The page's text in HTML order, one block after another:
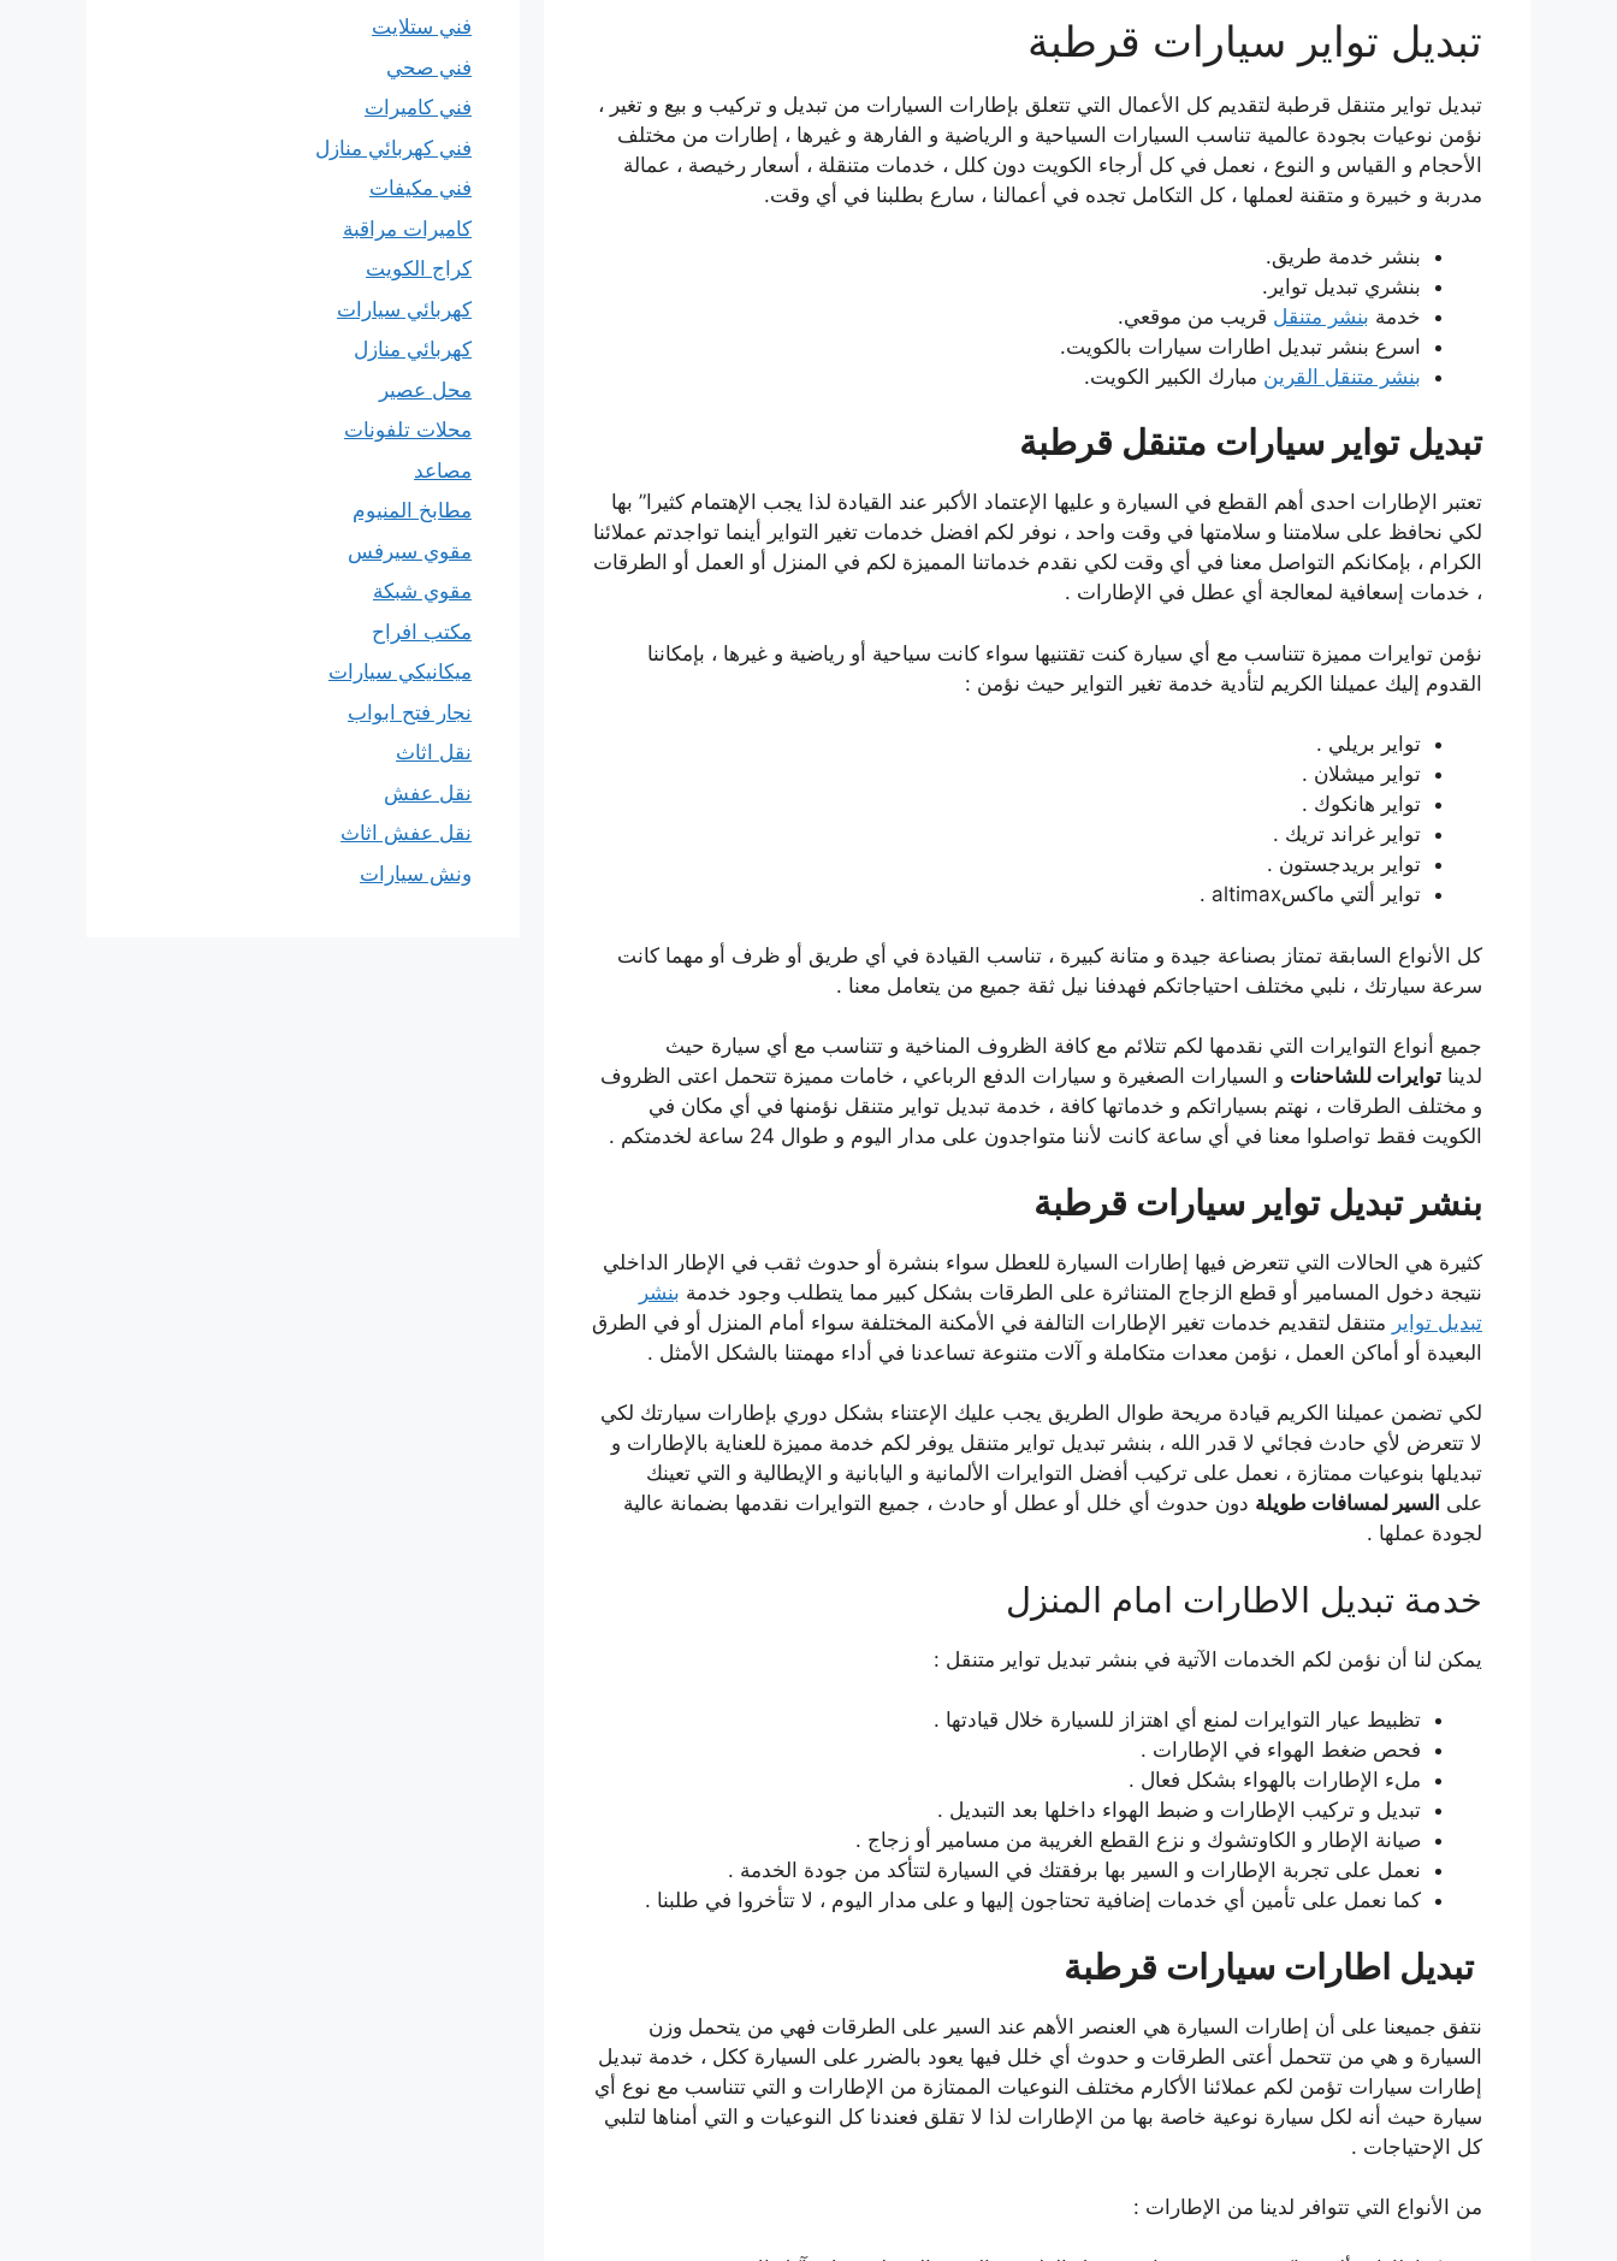
تبديل تواير سيارات قرطبة
تبديل تواير متنقل قرطبة لتقديم كل الأعمال التي تتعلق بإطارات السيارات من تبديل و تركيب و بيع و تغير ،
نؤمن نوعيات بجودة عالمية تناسب السيارات السياحية و الرياضية و الفارهة و غيرها ، إطارات من مختلف
الأحجام و القياس و النوع ، نعمل في كل أرجاء الكويت دون كلل ، خدمات متنقلة ، أسعار رخيصة ، عمالة
مدربة و خبيرة و متقنة لعملها ، كل التكامل تجده في أعمالنا ، سارع بطلبنا في أي وقت.
بنشر خدمة طريق.
بنشري تبديل تواير.
خدمة بنشر متنقل قريب من موقعي.
اسرع بنشر تبديل اطارات سيارات بالكويت.
بنشر متنقل القرين مبارك الكبير الكويت.
تبديل تواير سيارات متنقل قرطبة
تعتبر الإطارات احدى أهم القطع في السيارة و عليها الإعتماد الأكبر عند القيادة لذا يجب الإهتمام كثيرا” بها
لكي نحافظ على سلامتنا و سلامتها في وقت واحد ، نوفر لكم افضل خدمات تغير التواير أينما تواجدتم عملائنا
الكرام ، بإمكانكم التواصل معنا في أي وقت لكي نقدم خدماتنا المميزة لكم في المنزل أو العمل أو الطرقات
، خدمات إسعافية لمعالجة أي عطل في الإطارات .
نؤمن توايرات مميزة تتناسب مع أي سيارة كنت تقتنيها سواء كانت سياحية أو رياضية و غيرها ، بإمكاننا
القدوم إليك عميلنا الكريم لتأدية خدمة تغير التواير حيث نؤمن :
تواير بريلي .
تواير ميشلان .
تواير هانكوك .
تواير غراند تريك .
تواير بريدجستون .
تواير ألتي ماكسaltimax .
كل الأنواع السابقة تمتاز بصناعة جيدة و متانة كبيرة ، تناسب القيادة في أي طريق أو ظرف أو مهما كانت
سرعة سيارتك ، نلبي مختلف احتياجاتكم فهدفنا نيل ثقة جميع من يتعامل معنا .
جميع أنواع التوايرات التي نقدمها لكم تتلائم مع كافة الظروف المناخية و تتناسب مع أي سيارة حيث
لدينا توايرات للشاحنات و السيارات الصغيرة و سيارات الدفع الرباعي ، خامات مميزة تتحمل اعتى الظروف
و مختلف الطرقات ، نهتم بسياراتكم و خدماتها كافة ، خدمة تبديل تواير متنقل نؤمنها في أي مكان في
الكويت فقط تواصلوا معنا في أي ساعة كانت لأننا متواجدون على مدار اليوم و طوال 24 ساعة لخدمتكم .
بنشر تبديل تواير سيارات قرطبة
كثيرة هي الحالات التي تتعرض فيها إطارات السيارة للعطل سواء بنشرة أو حدوث ثقب في الإطار الداخلي
نتيجة دخول المسامير أو قطع الزجاج المتناثرة على الطرقات بشكل كبير مما يتطلب وجود خدمة بنشر
تبديل تواير متنقل لتقديم خدمات تغير الإطارات التالفة في الأمكنة المختلفة سواء أمام المنزل أو في الطرق
البعيدة أو أماكن العمل ، نؤمن معدات متكاملة و آلات متنوعة تساعدنا في أداء مهمتنا بالشكل الأمثل .
لكي تضمن عميلنا الكريم قيادة مريحة طوال الطريق يجب عليك الإعتناء بشكل دوري بإطارات سيارتك لكي
لا تتعرض لأي حادث فجائي لا قدر الله ، بنشر تبديل تواير متنقل يوفر لكم خدمة مميزة للعناية بالإطارات و
تبديلها بنوعيات ممتازة ، نعمل على تركيب أفضل التوايرات الألمانية و اليابانية و الإيطالية و التي تعينك
على السير لمسافات طويلة دون حدوث أي خلل أو عطل أو حادث ، جميع التوايرات نقدمها بضمانة عالية
لجودة عملها .
خدمة تبديل الاطارات امام المنزل
يمكن لنا أن نؤمن لكم الخدمات الآتية في بنشر تبديل تواير متنقل :
تظبيط عيار التوايرات لمنع أي اهتزاز للسيارة خلال قيادتها .
فحص ضغط الهواء في الإطارات .
ملء الإطارات بالهواء بشكل فعال .
تبديل و تركيب الإطارات و ضبط الهواء داخلها بعد التبديل .
صيانة الإطار و الكاوتشوك و نزع القطع الغريبة من مسامير أو زجاج .
نعمل على تجربة الإطارات و السير بها برفقتك في السيارة لتتأكد من جودة الخدمة .
كما نعمل على تأمين أي خدمات إضافية تحتاجون إليها و على مدار اليوم ، لا تتأخروا في طلبنا .
تبديل اطارات سيارات قرطبة
نتفق جميعنا على أن إطارات السيارة هي العنصر الأهم عند السير على الطرقات فهي من يتحمل وزن
السيارة و هي من تتحمل أعتى الطرقات و حدوث أي خلل فيها يعود بالضرر على السيارة ككل ، خدمة تبديل
إطارات سيارات تؤمن لكم عملائنا الأكارم مختلف النوعيات الممتازة من الإطارات و التي تتناسب مع نوع أي
سيارة حيث أنه لكل سيارة نوعية خاصة بها من الإطارات لذا لا تقلق فعندنا كل النوعيات و التي أمناها لتلبي
كل الإحتياجات .
من الأنواع التي تتوافر لدينا من الإطارات :
فني ستلايت
فني صحي
فني كاميرات
فني كهربائي منازل
فني مكيفات
كاميرات مراقبة
كراج الكويت
كهربائي سيارات
كهربائي منازل
محل عصير
محلات تلفونات
مصاعد
مطابخ المنيوم
مقوي سيرفس
مقوي شبكة
مكتب افراح
ميكانيكي سيارات
نجار فتح ابواب
نقل اثاث
نقل عفش
نقل عفش اثاث
ونش سيارات